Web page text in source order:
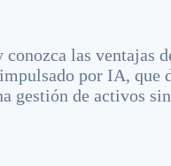
las ventajas
por IA, que
gestión de activos